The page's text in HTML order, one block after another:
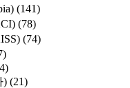
(141)
(78)
(74)
) (21)